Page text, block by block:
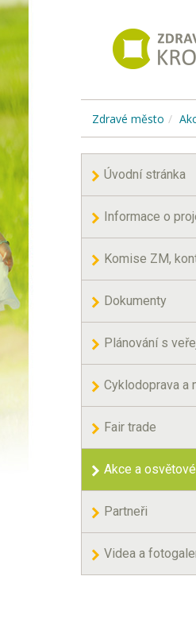
Zdravé město
Úvodní stránka
Informace o
Komise ZM,
Dokumenty
Plánování s
Cyklodoprava a
Fair trade
Akce a
Partneři
Videa a